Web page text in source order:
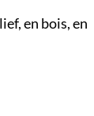
en bois, en